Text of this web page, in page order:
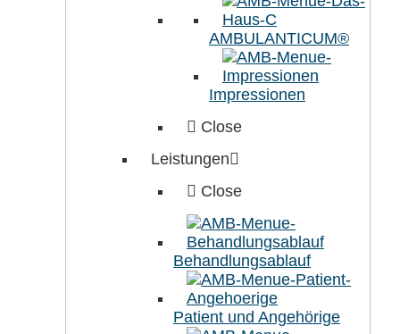
AMBULANTICUM®
Impressionen
Close
Leistungen
Close
Behandlungsablauf
Patient und Angehörige